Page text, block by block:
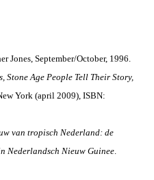
Jones, September/October, 1996.
Stone Age People Tell Their Story,
York (april 2009), ISBN:
van tropisch Nederland: de
Nederlandsch Nieuw Guinee.